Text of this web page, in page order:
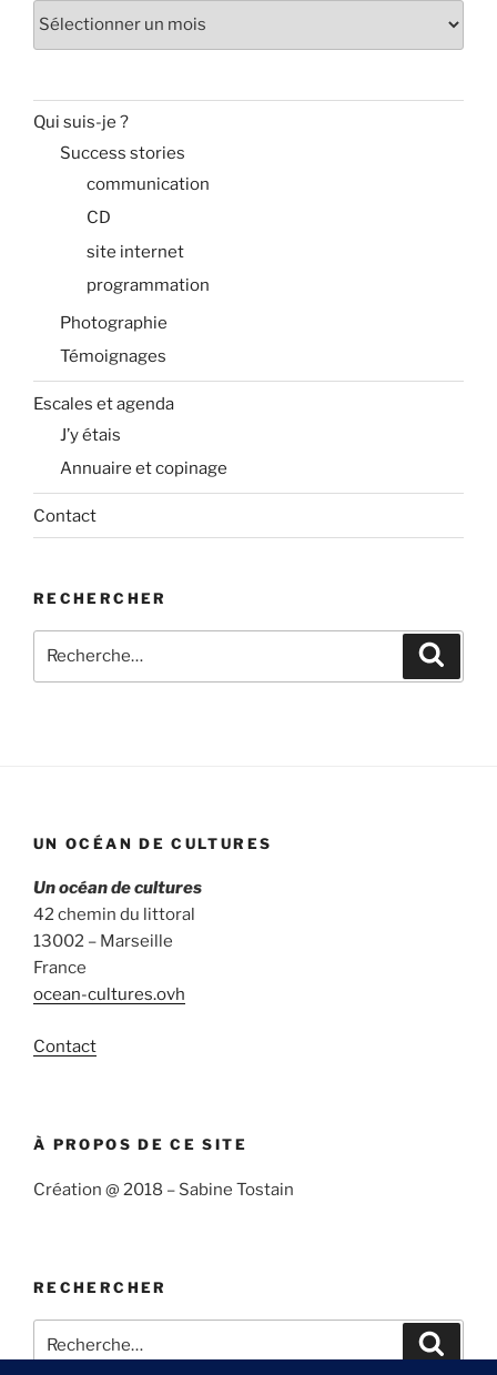
Archives
Qui suis-je ?
Success stories
communication
CD
site internet
programmation
Photographie
Témoignages
Escales et agenda
J’y étais
Annuaire et copinage
Contact
RECHERCHER
pour
UN OCÉAN DE CULTURES
Un océan de cultures
42 chemin du littoral
13002 – Marseille
France
ocean-cultures.ovh
Contact
À PROPOS DE CE SITE
Création @ 2018 – Sabine Tostain
RECHERCHER
pour